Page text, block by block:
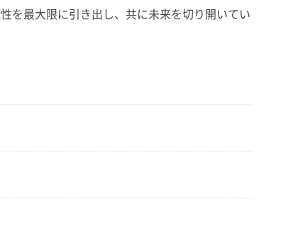
を最大限に引き出し、共に未来を切り開いてい